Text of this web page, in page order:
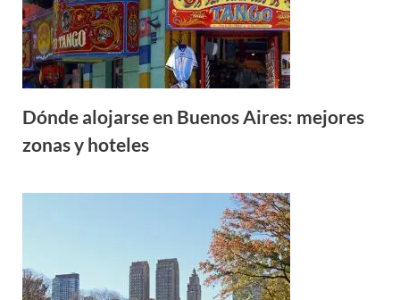
Dónde alojarse en Buenos Aires: mejores
zonas y hoteles